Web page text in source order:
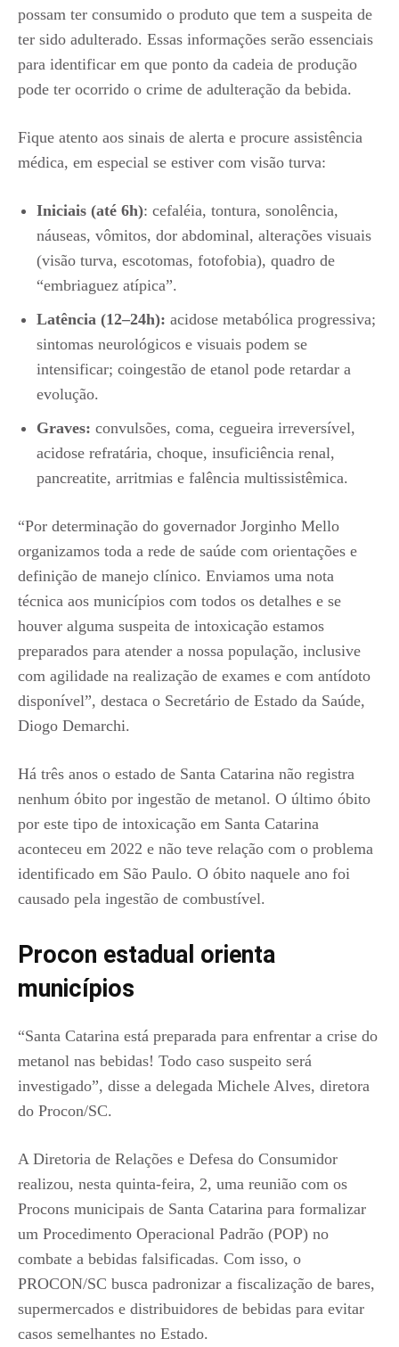
possam ter consumido o produto que tem a suspeita de
ter sido adulterado. Essas informações serão essenciais
para identificar em que ponto da cadeia de produção
pode ter ocorrido o crime de adulteração da bebida.
Fique atento aos sinais de alerta e procure assistência
médica, em especial se estiver com visão turva:
Iniciais (até 6h): cefaléia, tontura, sonolência,
náuseas, vômitos, dor abdominal, alterações visuais
(visão turva, escotomas, fotofobia), quadro de
“embriaguez atípica”.
Latência (12–24h): acidose metabólica progressiva;
sintomas neurológicos e visuais podem se
intensificar; coingestão de etanol pode retardar a
evolução.
Graves: convulsões, coma, cegueira irreversível,
acidose refratária, choque, insuficiência renal,
pancreatite, arritmias e falência multissistêmica.
“Por determinação do governador Jorginho Mello
organizamos toda a rede de saúde com orientações e
definição de manejo clínico. Enviamos uma nota
técnica aos municípios com todos os detalhes e se
houver alguma suspeita de intoxicação estamos
preparados para atender a nossa população, inclusive
com agilidade na realização de exames e com antídoto
disponível”, destaca o Secretário de Estado da Saúde,
Diogo Demarchi.
Há três anos o estado de Santa Catarina não registra
nenhum óbito por ingestão de metanol. O último óbito
por este tipo de intoxicação em Santa Catarina
aconteceu em 2022 e não teve relação com o problema
identificado em São Paulo. O óbito naquele ano foi
causado pela ingestão de combustível.
Procon estadual orienta
municípios
“Santa Catarina está preparada para enfrentar a crise do
metanol nas bebidas! Todo caso suspeito será
investigado”, disse a delegada Michele Alves, diretora
do Procon/SC.
A Diretoria de Relações e Defesa do Consumidor
realizou, nesta quinta-feira, 2, uma reunião com os
Procons municipais de Santa Catarina para formalizar
um Procedimento Operacional Padrão (POP) no
combate a bebidas falsificadas. Com isso, o
PROCON/SC busca padronizar a fiscalização de bares,
supermercados e distribuidores de bebidas para evitar
casos semelhantes no Estado.